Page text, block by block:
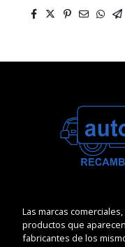
Las marcas
productos que
fabricantes de los